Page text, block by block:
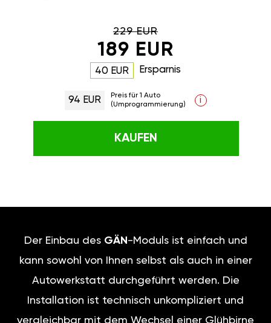
229 EUR
189 EUR
40 EUR Ersparnis
94 EUR
Preis für 1 Auto
(Umprogrammierung)
i
KAUFEN
Der Einbau des GÄN -Moduls ist einfach und
kann sowohl von Ihnen selbst als auch in einer
Autowerkstatt durchgeführt werden. Die
Installation ist technisch unkompliziert und
vergleichbar mit dem Wechsel einer Glühbirne